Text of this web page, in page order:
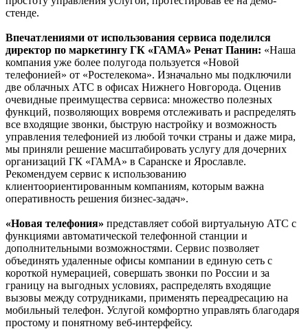
стенде.
Впечатлениями от использования сервиса поделился
директор по маркетингу ГК «ГАМА» Ренат Панин: «Наша
компания уже более полугода пользуется «Новой
телефонией» от «Ростелекома». Изначально мы подключили
две облачных АТС в офисах Нижнего Новгорода. Оценив
очевидные преимущества сервиса: множество полезных
функций, позволяющих вовремя отслеживать и распределять
все входящие звонки, быструю настройку и возможность
управления телефонией из любой точки страны и даже мира,
мы приняли решение масштабировать услугу для дочерних
организаций ГК «ГАМА» в Саранске и Ярославле.
Рекомендуем сервис к использованию
клиентоориентированным компаниям, которым важна
оперативность решения бизнес-задач».
«Новая телефония» представляет собой виртуальную АТС с
функциями автоматической телефонной станции и
дополнительными возможностями. Сервис позволяет
объединять удаленные офисы компании в единую сеть с
короткой нумерацией, совершать звонки по России и за
границу на выгодных условиях, распределять входящие
вызовы между сотрудниками, применять переадресацию на
мобильный телефон. Услугой комфортно управлять благодаря
простому и понятному веб-интерфейсу.